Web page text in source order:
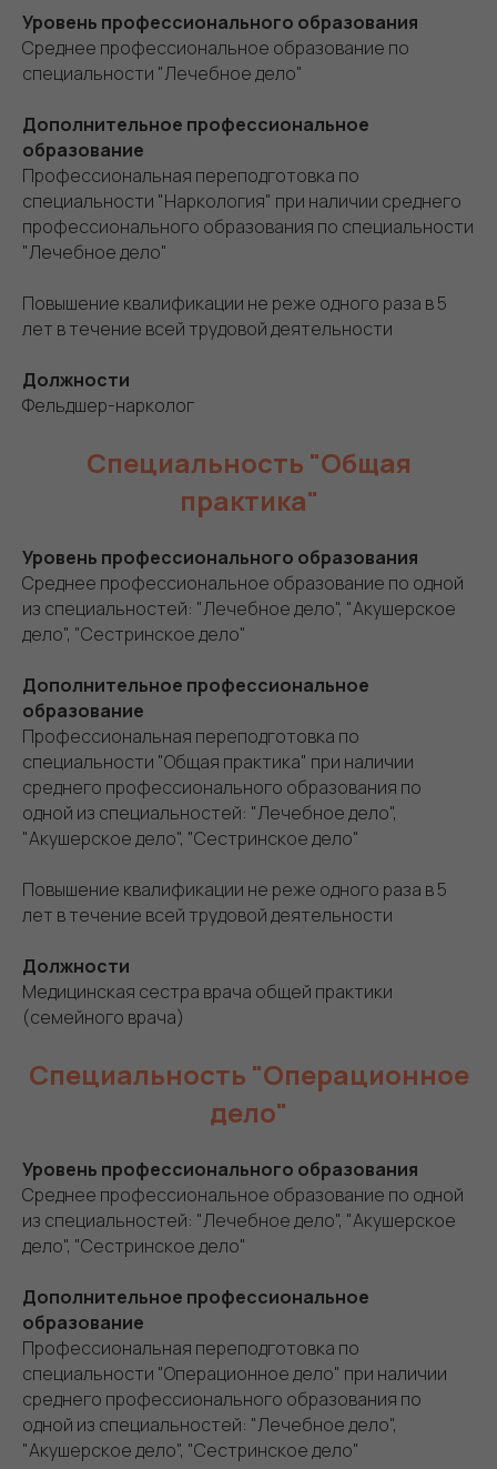
Уровень профессионального образования
Среднее профессиональное образование по
специальности "Лечебное дело"
Дополнительное профессиональное
образование
Профессиональная переподготовка по
специальности "Наркология" при наличии среднего
профессионального образования по специальности
"Лечебное дело"
Повышение квалификации не реже одного раза в 5
лет в течение всей трудовой деятельности
Должности
Фельдшер-нарколог
Специальность "Общая
практика"
Уровень профессионального образования
Среднее профессиональное образование по одной
из специальностей: "Лечебное дело", "Акушерское
дело", "Сестринское дело"
Дополнительное профессиональное
образование
Профессиональная переподготовка по
специальности "Общая практика" при наличии
среднего профессионального образования по
одной из специальностей: "Лечебное дело",
"Акушерское дело", "Сестринское дело"
Повышение квалификации не реже одного раза в 5
лет в течение всей трудовой деятельности
Должности
Медицинская сестра врача общей практики
(семейного врача)
Специальность "Операционное
дело"
Уровень профессионального образования
Среднее профессиональное образование по одной
из специальностей: "Лечебное дело", "Акушерское
дело", "Сестринское дело"
Дополнительное профессиональное
образование
Профессиональная переподготовка по
специальности "Операционное дело" при наличии
среднего профессионального образования по
одной из специальностей: "Лечебное дело",
"Акушерское дело", "Сестринское дело"